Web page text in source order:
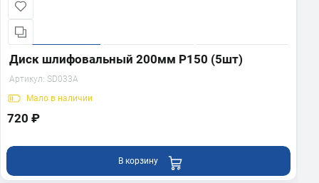
Диск шлифовальный 200мм Р150 (5шт)
Артикул: SD033A
Мало в наличии
720 ₽
В корзину